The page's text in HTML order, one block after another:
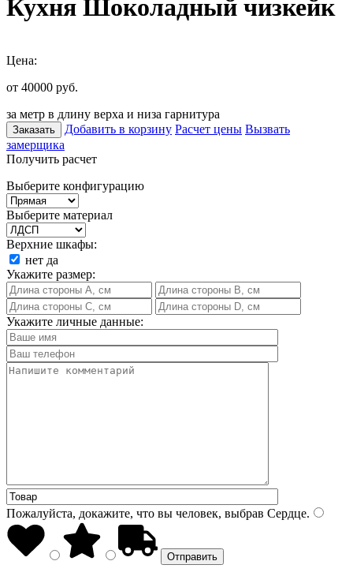
Кухня Шоколадный чизкейк
Цена:
от 40000 руб.
за метр в длину верха и низа гарнитура
Заказать Добавить в корзину Расчет цены Вызвать
замерщика
Получить расчет
Выберите конфигурацию
Выберите материал
Верхние шкафы:
нет да
Укажите размер:
Укажите личные данные:
Пожалуйста, докажите, что вы человек, выбрав Сердце.